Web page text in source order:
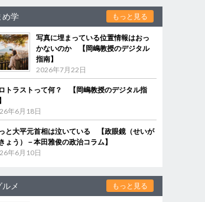
め学 もっと見る
写真に埋まっている位置情報はおっ
かないのか 【岡嶋教授のデジタル
指南】
2026年7月22日
トラストって何？ 【岡嶋教授のデジタル指
年6月18日
と大平元首相は泣いている 【政眼鏡（せいが
ょう）－本田雅俊の政治コラム】
年6月10日
ルメ もっと見る